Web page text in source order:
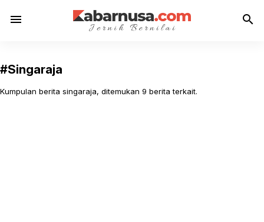
menu search
#Singaraja
Kumpulan berita singaraja, ditemukan 9 berita terkait.